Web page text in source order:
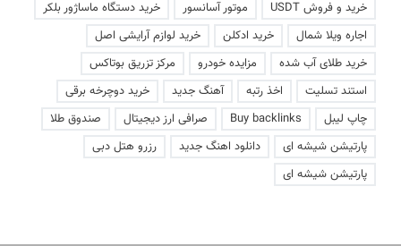
خرید و فروش USDT موتور آسانسور
خرید دستگاه ماساژور بلکر
اجاره ویلا شمال
خرید ادکلن
خرید لوازم آرایشی اصل
خرید طلای آب شده
مزایده خودرو
مرکز تزریق بوتاکس
استند تسلیت
اخذ رتبه آهنگ جدید
خرید دوچرخه برقی
چاپ لیبل
Buy backlinks صرافی ارز دیجیتال
صندوق طلا
پارتیشن شیشه ای
دانلود اهنگ جدید
رزرو هتل دبی
پارتیشن شیشه ای